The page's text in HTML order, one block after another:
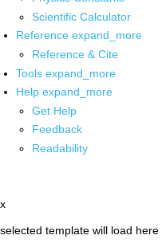
Scientific Calculator
Reference expand_more
Reference & Cite
Tools expand_more
Help expand_more
Get Help
Feedback
Readability
x
selected template will load here